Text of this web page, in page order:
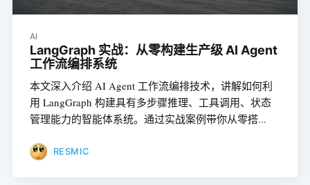
AI
LangGraph 实战：从零构建生产级 AI Agent
工作流编排系统
本文深入介绍 AI Agent 工作流编排技术，讲解如何利
用 LangGraph 构建具有多步骤推理、工具调用、状态
管理能力的智能体系统。通过实战案例带你从零搭...
RESMIC